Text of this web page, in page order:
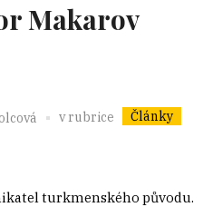
Makarov
v rubrice Články
turkmenského původu.